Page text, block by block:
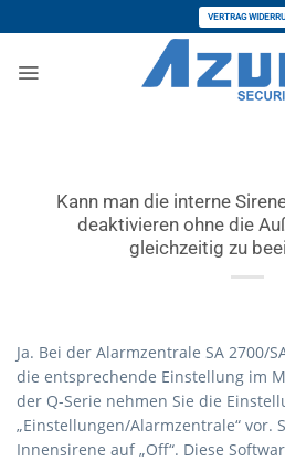
Inhalt
VERTRAG
Kann man die interne
deaktivieren ohne die
gleichzeitig zu
Ja. Bei der Alarmzentrale SA 2700/
die entsprechende Einstellung im
der Q-Serie nehmen Sie die
„Einstellungen/Alarmzentrale“ vor.
Innensirene auf „Off“. Diese